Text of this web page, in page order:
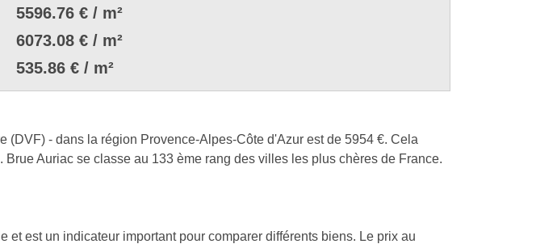
5596.76 € / m²
6073.08 € / m²
535.86 € / m²
- dans la région Provence-Alpes-Côte d'Azur est de 5954 €. Cela
Auriac se classe au 133 ème rang des villes les plus chères de France.
est un indicateur important pour comparer différents biens. Le prix au